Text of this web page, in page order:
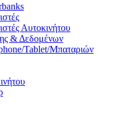
Αυτοκινήτου
& Δεδομένων
Tablet/Μπαταριών